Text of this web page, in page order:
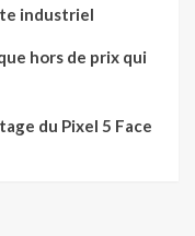
industriel
hors de prix qui
du Pixel 5 Face